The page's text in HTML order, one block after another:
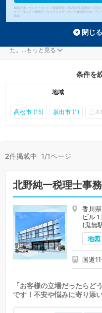
高松の鬼無駅の税金・お金対策
た。 ...もっと見る
条件を
地域
高松市 (15) 坂出市 (1) 三
2件掲載中 1/1ページ
北野純一税理士事
香川
ビル
(鬼無
地図
国道
「お客様の立場だったら
です！不安や悩みに寄り添
閉じる